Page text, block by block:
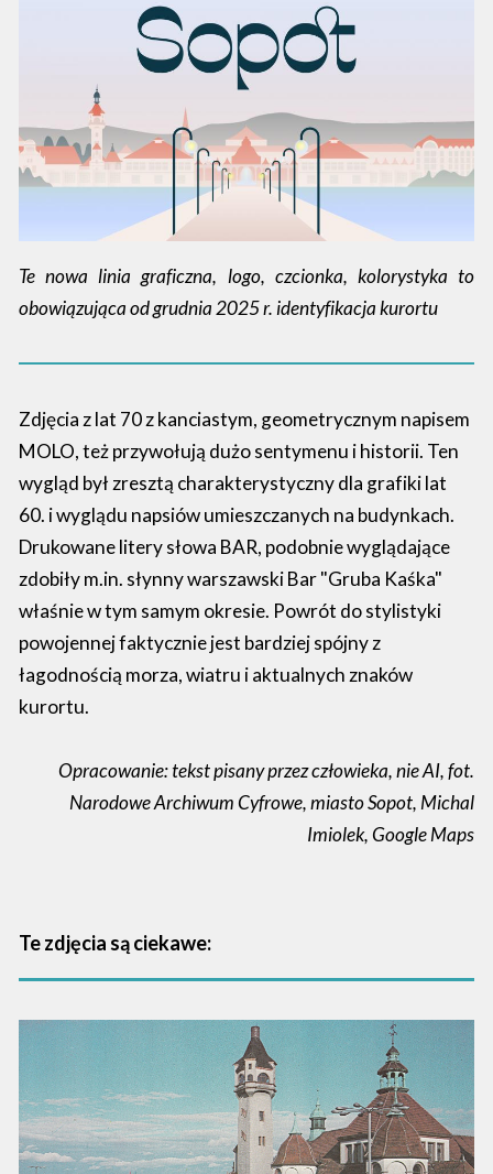
Te nowa linia graficzna, logo, czcionka, kolorystyka to
obowiązująca od grudnia 2025 r. identyfikacja kurortu
Zdjęcia z lat 70 z kanciastym, geometrycznym napisem
MOLO, też przywołują dużo sentymenu i historii. Ten
wygląd był zresztą charakterystyczny dla grafiki lat
60. i wyglądu napsiów umieszczanych na budynkach.
Drukowane litery słowa BAR, podobnie wyglądające
zdobiły m.in. słynny warszawski Bar "Gruba Kaśka"
właśnie w tym samym okresie. Powrót do stylistyki
powojennej faktycznie jest bardziej spójny z
łagodnością morza, wiatru i aktualnych znaków
kurortu.
Opracowanie: tekst pisany przez człowieka, nie AI, fot.
Narodowe Archiwum Cyfrowe, miasto Sopot, Michal
Imiolek, Google Maps
Te zdjęcia są ciekawe: